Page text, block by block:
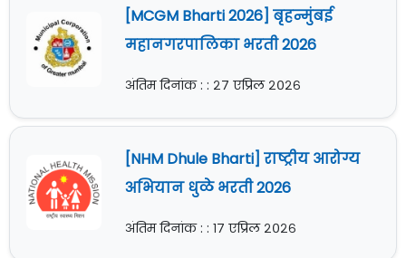
[MCGM Bharti 2026] बृहन्मुंबई
महानगरपालिका भरती 2026
अंतिम दिनांक : : २७ एप्रिल २०२६
[NHM Dhule Bharti] राष्ट्रीय आरोग्य
अभियान धुळे भरती 2026
अंतिम दिनांक : : १७ एप्रिल २०२६